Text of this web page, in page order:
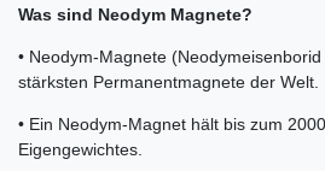
Was sind Neodym Magnete?
• Neodym-Magnete
stärksten Permanentmagnete der Welt.
• Ein Neodym-Magnet hält bis zum
Eigengewichtes.